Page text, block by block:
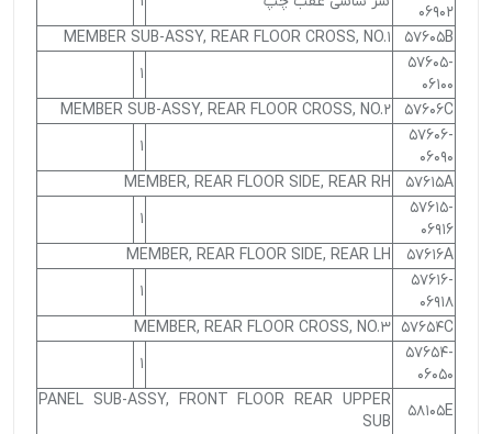
06902
57605B
MEMBER SUB-ASSY, REAR FLOOR CROSS, NO.1
57605-
06100
1
57606C
MEMBER SUB-ASSY, REAR FLOOR CROSS, NO.2
57606-
06090
1
57615A
MEMBER, REAR FLOOR SIDE, REAR RH
57615-
06916
1
57616A
MEMBER, REAR FLOOR SIDE, REAR LH
57616-
06918
1
57654C
MEMBER, REAR FLOOR CROSS, NO.3
57654-
06050
1
58105E
PANEL SUB-ASSY, FRONT FLOOR REAR UPPER
SUB